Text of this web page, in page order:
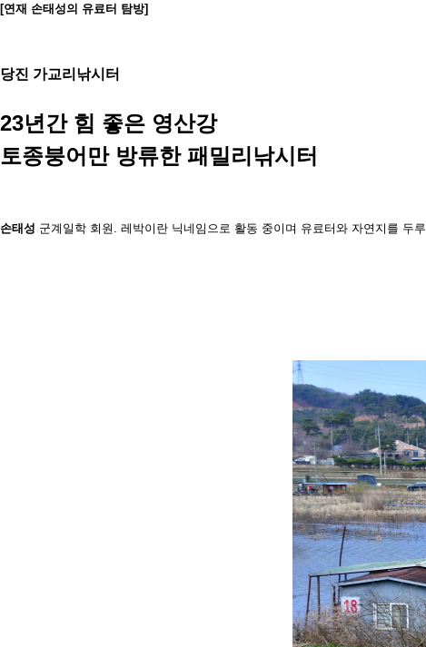
[연재 손태성의 유료터 탐방]
당진 가교리낚시터
23년간 힘 좋은 영산강
토종붕어만 방류한 패밀리낚시터
손태성 군계일학 회원. 레박이란 닉네임으로 활동 중이며 유료터와 자연지를 두루